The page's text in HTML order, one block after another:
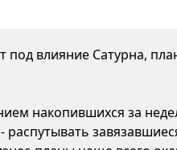
под влияние Сатурна,
накопившихся за